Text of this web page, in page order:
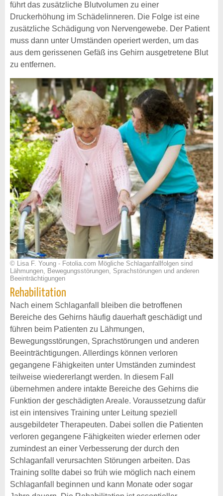
führt das zusätzliche Blutvolumen zu einer
Druckerhöhung im Schädelinneren. Die Folge ist eine
zusätzliche Schädigung von Nervengewebe. Der Patient
muss dann unter Umständen operiert werden, um das
aus dem gerissenen Gefäß ins Gehirn ausgetretene Blut
zu entfernen.
© Lisa F. Young - Fotolia.com Mögliche Schlaganfallfolgen sind
Lähmungen, Bewegungsstörungen, Sprachstörungen und anderen
Beeinträchtigungen
Rehabilitation
Nach einem Schlaganfall bleiben die betroffenen
Bereiche des Gehirns häufig dauerhaft geschädigt und
führen beim Patienten zu Lähmungen,
Bewegungsstörungen, Sprachstörungen und anderen
Beeinträchtigungen. Allerdings können verloren
gegangene Fähigkeiten unter Umständen zumindest
teilweise wiedererlangt werden. In diesem Fall
übernehmen andere intakte Bereiche des Gehirns die
Funktion der geschädigten Areale. Voraussetzung dafür
ist ein intensives Training unter Leitung speziell
ausgebildeter Therapeuten. Dabei sollen die Patienten
verloren gegangene Fähigkeiten wieder erlernen oder
zumindest an einer Verbesserung der durch den
Schlaganfall verursachten Störungen arbeiten. Das
Training sollte dabei so früh wie möglich nach einem
Schlaganfall beginnen und kann Monate oder sogar